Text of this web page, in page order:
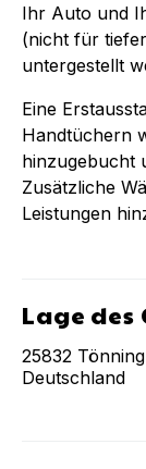
Ihr Auto und
(nicht für
untergestellt
Eine
Handtüchern
hinzugebucht
Zusätzliche
Leistungen
Lage des
25832 Tönning
Deutschland